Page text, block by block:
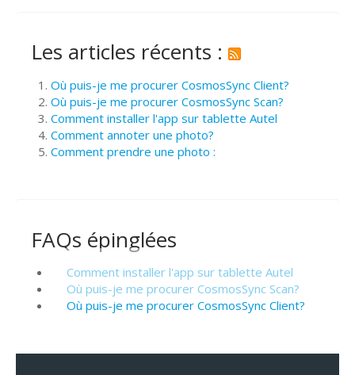
Les articles récents :
Où puis-je me procurer CosmosSync Client?
Où puis-je me procurer CosmosSync Scan?
Comment installer l'app sur tablette Autel
Comment annoter une photo?
Comment prendre une photo :
FAQs épinglées
Comment installer l'app sur tablette Autel
Où puis-je me procurer CosmosSync Scan?
Où puis-je me procurer CosmosSync Client?